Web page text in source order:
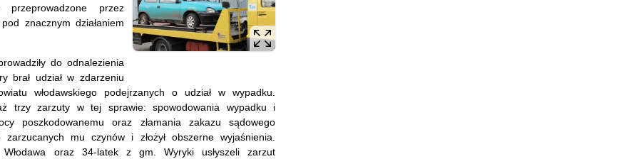
przez
znacznym działaniem
do odnalezienia
brał udział w zdarzeniu
włodawskiego podejrzanych o udział w wypadku.
trzy zarzuty w tej sprawie: spowodowania wypadku i
poszkodowanemu oraz złamania zakazu sądowego
mu czynów i złożył obszerne wyjaśnienia.
oraz 34-latek z gm. Wyryki usłyszeli zarzut